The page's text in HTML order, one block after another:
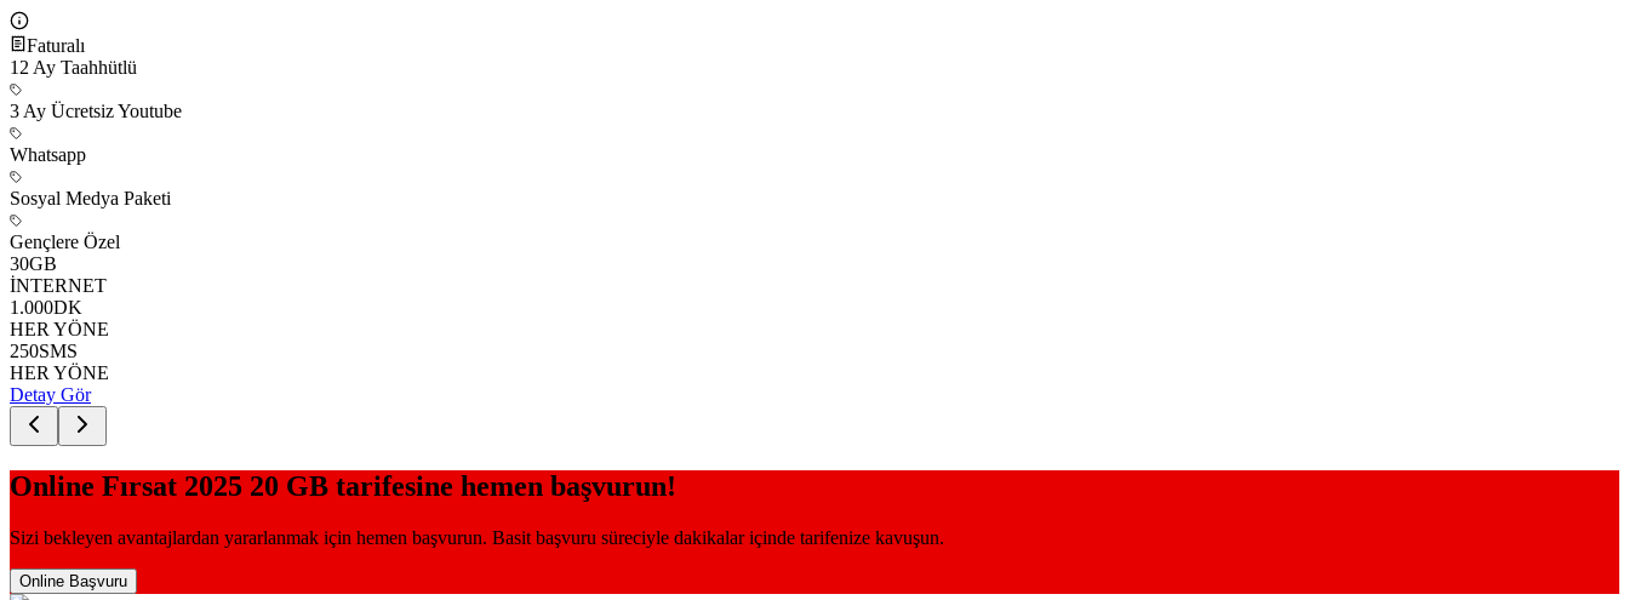
Faturalı
12Ay Taahhütlü
3 Ay Ücretsiz Youtube
Whatsapp
Sosyal Medya Paketi
Gençlere Özel
30GB
İNTERNET
1.000DK
HER YÖNE
250SMS
HER YÖNE
Detay Gör
Online Fırsat 2025 20 GB tarifesine hemen başvurun!
Sizi bekleyen avantajlardan yararlanmak için hemen başvurun. Basit başvuru süreciyle dakikalar içinde tarifenize kavuşun.
Online Başvuru